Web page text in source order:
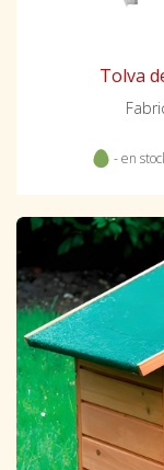
Tolva
- en